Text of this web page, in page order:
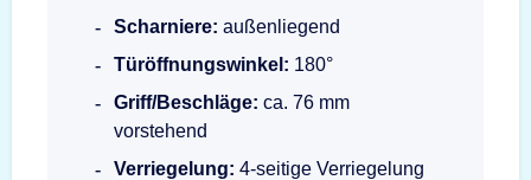
Scharniere: außenliegend
Türöffnungswinkel: 180°
Griff/Beschläge: ca. 76 mm
vorstehend
Verriegelung: 4-seitige Verriegelung